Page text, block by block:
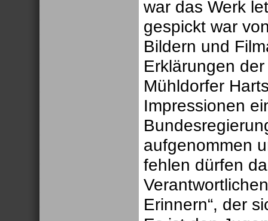
war das Werk
gespickt war
Bildern und
Erklärungen
Mühldorfer
Impressionen
aufgenommen
fehlen dürfen
Erinnern“, der